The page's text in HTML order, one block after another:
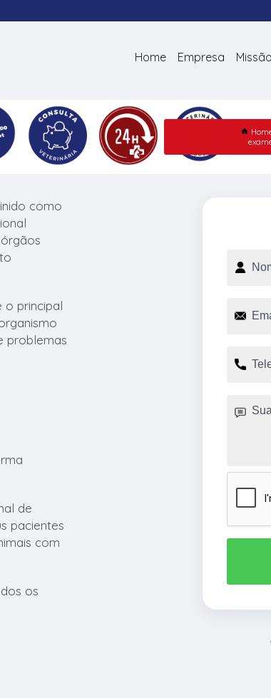
Home Empresa Missão
como
o principal
problemas
de
pacientes
com
os